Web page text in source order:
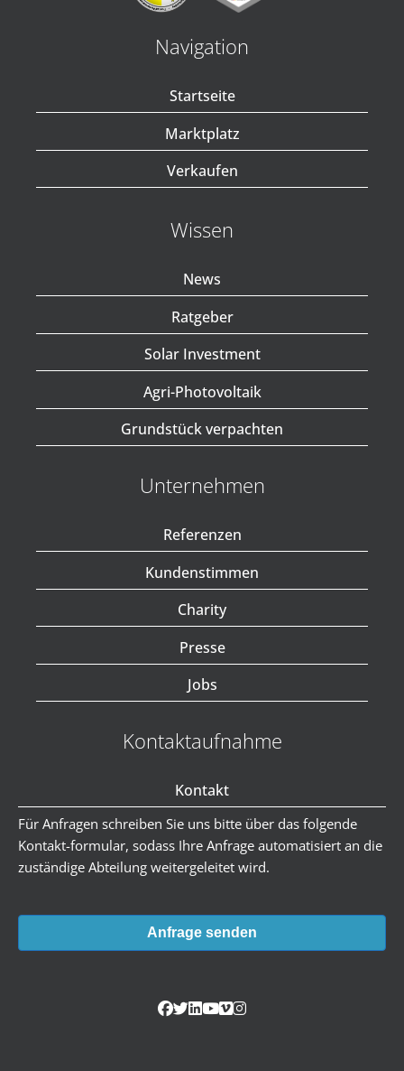
Navigation
Startseite
Marktplatz
Verkaufen
Wissen
News
Ratgeber
Solar Investment
Agri-Photovoltaik
Grundstück verpachten
Unternehmen
Referenzen
Kundenstimmen
Charity
Presse
Jobs
Kontaktaufnahme
Kontakt
Für Anfragen schreiben Sie uns bitte über das folgende
Kontakt-formular, sodass Ihre Anfrage automatisiert an die
zuständige Abteilung weitergeleitet wird.
Anfrage senden